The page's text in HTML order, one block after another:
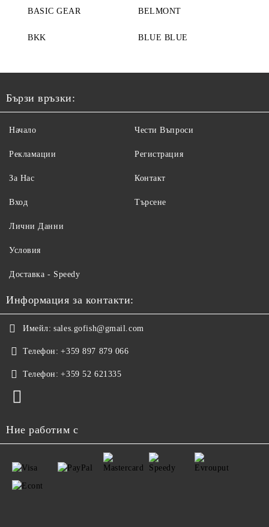
BASIC GEAR BELMONT
BKK BLUE BLUE
Бързи връзки:
Начало
Рекламации
За Нас
Вход
Чести Въпроси
Регистрация
Контакт
Търсене
Лични Данни
Условия
Доставка - Speedy
Информация за контакти:
Имейл: sales.gofish@gmail.com
Телефон: +359 897 879 066
Телефон: +359 52 621335
Ние работим с